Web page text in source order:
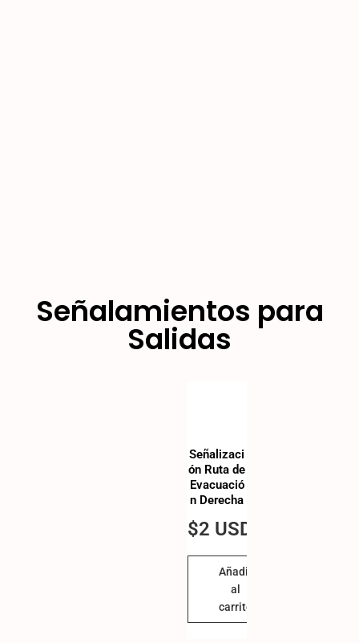
Señalamientos para
Salidas
Señalizaci
ón Ruta de
Evacuació
n Derecha
$2 USD
Añadir
al
carrito